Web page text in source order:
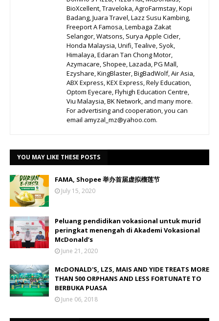
BioXcellent, Traveloka, AgroFarmstay, Kopi
Badang, Juara Travel, Lazz Susu Kambing,
Freeport A Famosa, Lembaga Zakat
Selangor, Watsons, Surya Apple Cider,
Honda Malaysia, Unifi, Tealive, Syok,
Himalaya, Edaran Tan Chong Motor,
Azymacare, Shopee, Lazada, PG Mall,
Ezyshare, KingBlaster, BigBadWolf, Air Asia,
ABX Express, KEX Express, Rely Education,
Optom Eyecare, Flyhigh Education Centre,
Viu Malaysia, BK Network, and many more.
For advertising and cooperation, you can
email amyzal_mz@yahoo.com.
YOU MAY LIKE THESE POSTS
FAMA, Shopee 举办首届虚拟榴莲节
July 15, 2020
Peluang pendidikan vokasional untuk murid
peringkat menengah di Akademi Vokasional
McDonald’s
June 21, 2020
McDONALD'S, LZS, MAIS AND YIDE TREATS MORE
THAN 500 ORPHANS AND LESS FORTUNATE TO
BERBUKA PUASA
June 06, 2018